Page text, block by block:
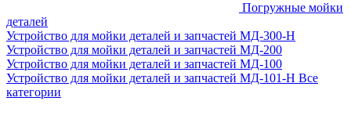
Погружные мойки
деталей
Устройство для мойки деталей и запчастей МД-300-H
Устройство для мойки деталей и запчастей МД-200
Устройство для мойки деталей и запчастей МД-100
Устройство для мойки деталей и запчастей МД-101-Н Все
категории